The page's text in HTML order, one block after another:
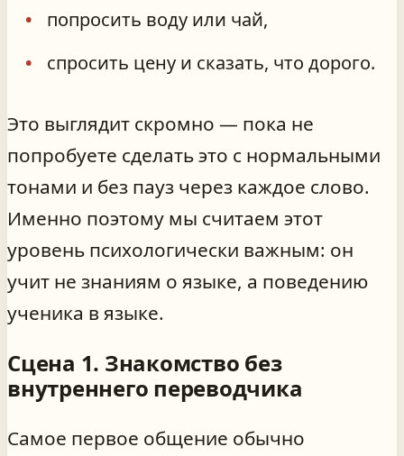
попросить воду или чай,
спросить цену и сказать, что дорого.
Это выглядит скромно — пока не
попробуете сделать это с нормальными
тонами и без пауз через каждое слово.
Именно поэтому мы считаем этот
уровень психологически важным: он
учит не знаниям о языке, а поведению
ученика в языке.
Сцена 1. Знакомство без
внутреннего переводчика
Самое первое общение обычно